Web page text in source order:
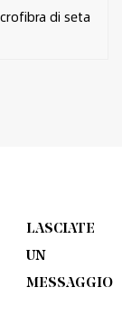
di seta
LASCIATE
UN
MESSAGGIO